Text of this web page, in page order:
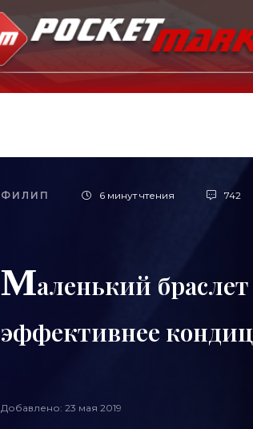
ФИЛИП 6 минут чтения 742
Маленький
эффективнее
Добавлено: 23 мая 2019